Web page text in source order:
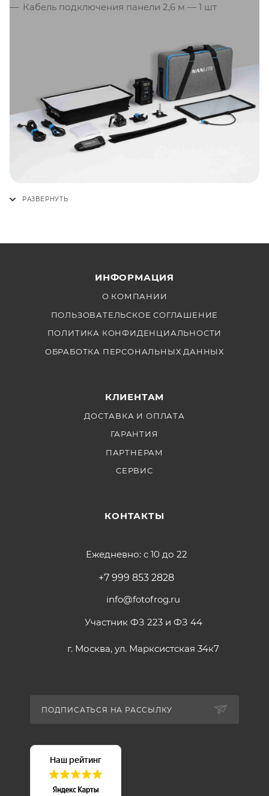
Кабель подключения панели 2,6 м — 1 шт
ИНФОРМАЦИЯ
О КОМПАНИИ
ПОЛЬЗОВАТЕЛЬСКОЕ СОГЛАШЕНИЕ
ПОЛИТИКА КОНФИДЕНЦИАЛЬНОСТИ
ОБРАБОТКА ПЕРСОНАЛЬНЫХ ДАННЫХ
КЛИЕНТАМ
ДОСТАВКА И ОПЛАТА
ГАРАНТИЯ
ПАРТНЕРАМ
СЕРВИС
КОНТАКТЫ
Ежедневно: с 10 до 22
+7 999 853 2828
info@fotofrog.ru
Участник ФЗ 223 и ФЗ 44
г. Москва, ул. Марксистская 34к7
ПОДПИСАТЬСЯ НА РАССЫЛКУ